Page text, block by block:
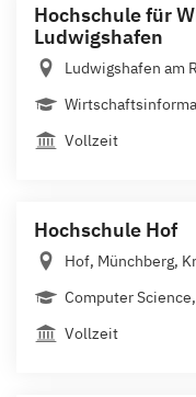
Hochschule für
Ludwigshafen
Ludwigshafen am
Vollzeit
Hochschule Hof
Hof, Münchberg,
Computer
Vollzeit